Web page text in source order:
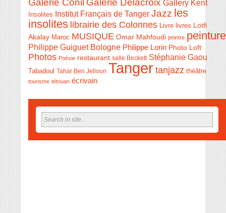
Galerie Conil Galerie Delacroix Gallery Kent
Insolites Institut Français de Tanger Jazz les
insolites librairie des Colonnes Livre livres Lotfi
Akalay Maroc MUSIQUE Omar Mahfoudi peintre peinture
Philippe Guiguet Bologne Philippe Lorin Photo Loft
Photos Poésie restaurant salle Beckett Stéphanie Gaou
Tabadoul Tahar Ben Jelloun Tanger tanjazz théâtre
tourisme tétouan écrivain